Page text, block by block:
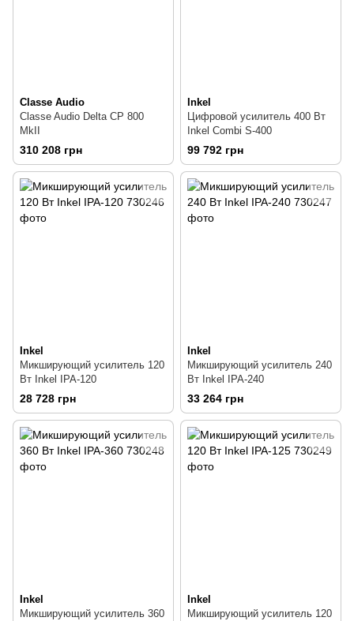
Classe Audio
Classe Audio Delta CP 800
MkII
310 208 грн
Inkel
Цифровой усилитель 400 Вт
Inkel Combi S-400
99 792 грн
Inkel
Микширующий усилитель 120
Вт Inkel IPA-120
28 728 грн
Inkel
Микширующий усилитель 240
Вт Inkel IPA-240
33 264 грн
Inkel
Микширующий усилитель 360
Inkel
Микширующий усилитель 120